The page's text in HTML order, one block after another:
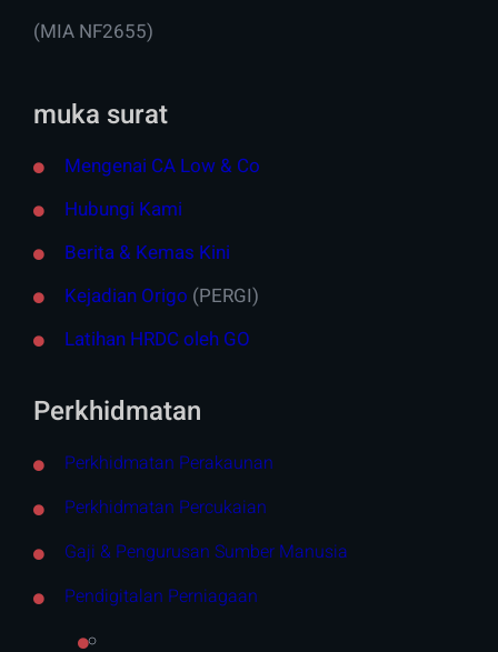
(MIA NF2655)
muka surat
Mengenai CA Low & Co
Hubungi Kami
Berita & Kemas Kini
Kejadian Origo (PERGI)
Latihan HRDC oleh GO
Perkhidmatan
Perkhidmatan Perakaunan
Perkhidmatan Percukaian
Gaji & Pengurusan Sumber Manusia
Pendigitalan Perniagaan